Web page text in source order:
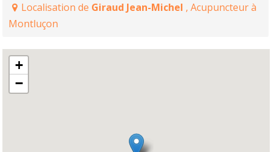
Localisation de Giraud Jean-Michel , Acupuncteur à
Montluçon
+
−